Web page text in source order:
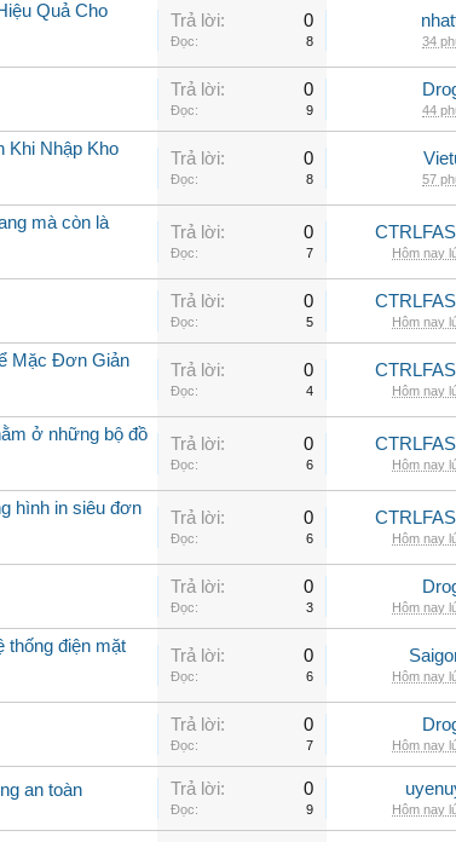
Quả Cho
Trả lời: 0
Đọc: 8 34
Trả lời: 0
Đọc: 9 44
Khi Nhập Kho
Trả lời: 0
Đọc: 8 57
mà còn là
Trả lời: 0
Đọc: 7 Hôm nay
Trả lời: 0
Đọc: 5 Hôm nay
Mặc Đơn Giản
Trả lời: 0
Đọc: 4 Hôm nay
ở những bộ đồ
Trả lời: 0
Đọc: 6 Hôm nay
hình in siêu đơn
Trả lời: 0
Đọc: 6 Hôm nay
Trả lời: 0
Đọc: 3 Hôm nay
thống điện mặt
Trả lời: 0
Đọc: 6 Hôm nay
Trả lời: 0
Đọc: 7 Hôm nay
an toàn Trả lời: 0
Đọc: 9 Hôm nay